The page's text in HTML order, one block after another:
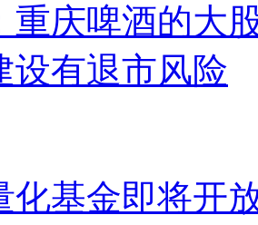
重庆啤酒的大
设有退市风险
化基金即将开